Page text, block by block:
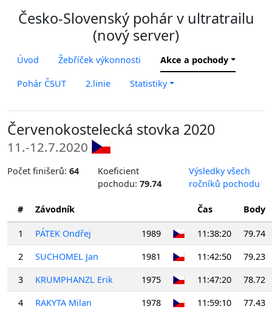
Česko-Slovenský pohár v ultratrailu
(nový server)
Úvod Žebříček výkonnosti Akce a pochody
Pohár ČSUT 2.linie Statistiky
Červenokostelecká stovka 2020
11.-12.7.2020
Počet finišerů: 64
Koeficient
pochodu:79.74
Výsledky všech
ročníků pochodu
# Závodník Čas Body
1 PÁTEK Ondřej 1989 11:38:20
79.74
2
SUCHOMEL Jan 1981 11:42:50
79.23
3
KRUMPHANZL Erik 1975 11:47:20
78.72
4
RAKYTA Milan 1978 11:59:10
77.43